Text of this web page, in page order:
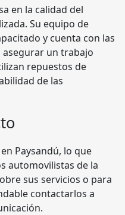
en la calidad del
Su equipo de
y cuenta con las
un trabajo
repuestos de
de las
Paysandú, lo que
automovilistas de la
sus servicios o para
contactarlos a